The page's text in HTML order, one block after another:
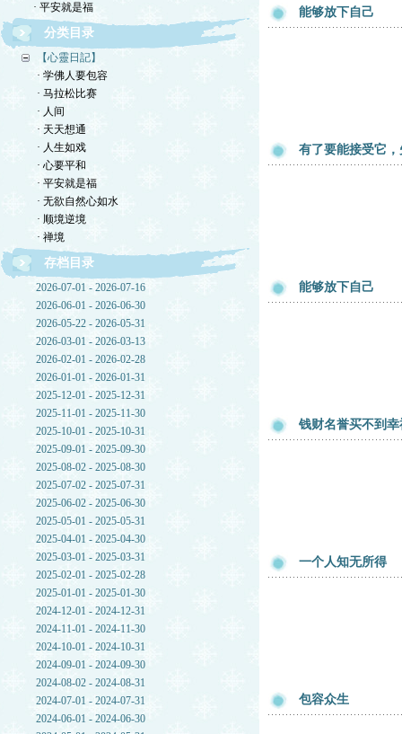
· 平安就是福
分类目录
【心靈日記】
· 学佛人要包容
· 马拉松比赛
· 人间
· 天天想通
· 人生如戏
· 心要平和
· 平安就是福
· 无欲自然心如水
· 顺境逆境
· 禅境
存档目录
2026-07-01 - 2026-07-16
2026-06-01 - 2026-06-30
2026-05-22 - 2026-05-31
2026-03-01 - 2026-03-13
2026-02-01 - 2026-02-28
2026-01-01 - 2026-01-31
2025-12-01 - 2025-12-31
2025-11-01 - 2025-11-30
2025-10-01 - 2025-10-31
2025-09-01 - 2025-09-30
2025-08-02 - 2025-08-30
2025-07-02 - 2025-07-31
2025-06-02 - 2025-06-30
2025-05-01 - 2025-05-31
2025-04-01 - 2025-04-30
2025-03-01 - 2025-03-31
2025-02-01 - 2025-02-28
2025-01-01 - 2025-01-30
2024-12-01 - 2024-12-31
2024-11-01 - 2024-11-30
2024-10-01 - 2024-10-31
2024-09-01 - 2024-09-30
2024-08-02 - 2024-08-31
2024-07-01 - 2024-07-31
2024-06-01 - 2024-06-30
能够放下自己
有了要能接受它
能够放下自己
钱财名誉买不到
一个人知无所得
包容众生